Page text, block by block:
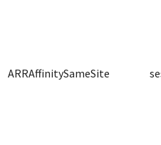
ARRAffinitySameSite